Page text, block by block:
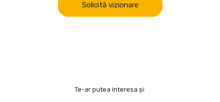
Solicită vizionare
Te-ar putea interesa și: